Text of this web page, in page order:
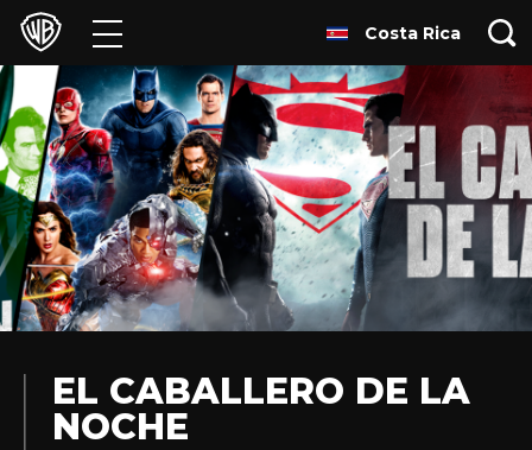
Películas
Series
Juegos y Aplicaciones
Franquicias
Colecciones
Experiencias
Costa Rica
EL CABALLERO DE LA
NOCHE